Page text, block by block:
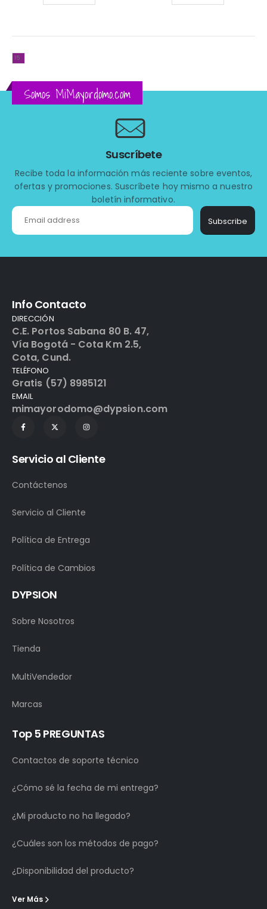
Somos MiMayordomo.com
Suscríbete
Recibe toda la información más reciente sobre eventos,
ofertas y promociones. Suscríbete hoy mismo a nuestro
boletín informativo.
Subscribe
Info Contacto
DIRECCIÓN
C.E. Portos Sabana 80 B. 47,
Vía Bogotá - Cota Km 2.5,
Cota, Cund.
TELÉFONO
Gratis (57) 8985121
EMAIL
mimayorodomo@dypsion.com
Servicio al Cliente
Contáctenos
Servicio al Cliente
Política de Entrega
Política de Cambios
DYPSION
Sobre Nosotros
Tienda
MultiVendedor
Marcas
Top 5 PREGUNTAS
Contactos de soporte técnico
¿Cómo sé la fecha de mi entrega?
¿Mi producto no ha llegado?
¿Cuáles son los métodos de pago?
¿Disponibilidad del producto?
Ver Más